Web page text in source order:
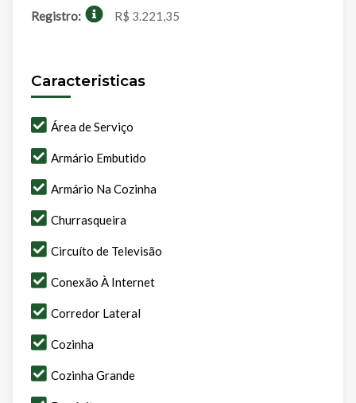
Registro: R$ 3.221,35
Caracteristicas
Área de Serviço
Armário Embutido
Armário Na Cozinha
Churrasqueira
Circuíto de Televisão
Conexão À Internet
Corredor Lateral
Cozinha
Cozinha Grande